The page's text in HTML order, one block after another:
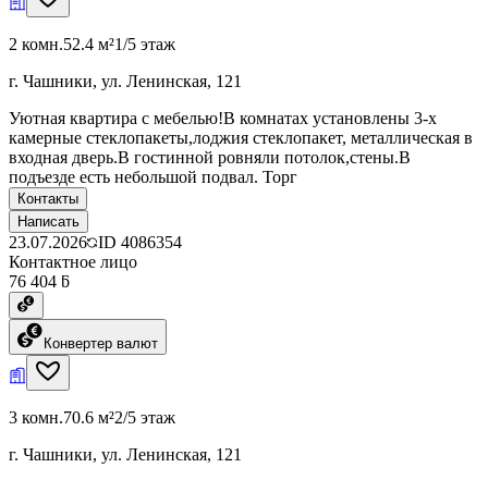
2 комн.52.4 м²1/5 этаж
г. Чашники, ул. Ленинская, 121
Уютная квартира с мебелью!В комнатах установлены 3-х
камерные стеклопакеты,лоджия стеклопакет, металлическая в
входная дверь.В гостинной ровняли потолок,стены.В
подъезде есть небольшой подвал. Торг
Контакты
Написать
23.07.2026 ID 4086354
Контактное лицо
76 404 ƃ
Конвертер валют
3 комн.70.6 м²2/5 этаж
г. Чашники, ул. Ленинская, 121